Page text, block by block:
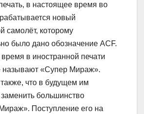
в настоящее время во
новый
самолёт, которому
было дано обозначение ACF.
в иностранной печати
называют «Супер Мираж».
что в будущем им
большинство
Поступление его на